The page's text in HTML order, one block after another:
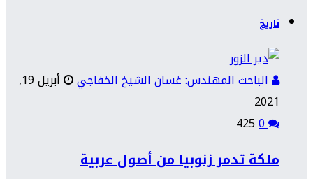
تاريخ
الباحث المهندس: غسان الشيخ الخفاجي
أبريل 19,
2021
0
ملكة تدمر زنوبيا من أصول عربية